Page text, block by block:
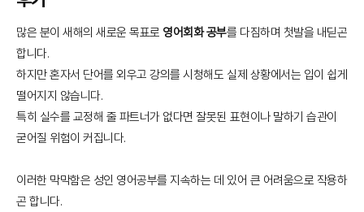
많은 분이 새해의 새로운 목표로 영어회화 공부를 다짐하며 첫발을 내딛곤
합니다.
하지만 혼자서 단어를 외우고 강의를 시청해도 실제 상황에서는 입이 쉽게
떨어지지 않습니다.
특히 실수를 교정해 줄 파트너가 없다면 잘못된 표현이나 말하기 습관이
굳어질 위험이 커집니다.
이러한 막막함은 성인 영어공부를 지속하는 데 있어 큰 어려움으로 작용하
곤 합니다.